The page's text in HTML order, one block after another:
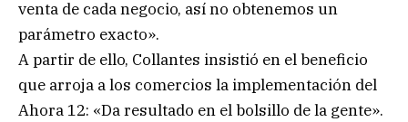
venta de cada negocio, así no obtenemos un
parámetro exacto».
A partir de ello, Collantes insistió en el beneficio
que arroja a los comercios la implementación del
Ahora 12: «Da resultado en el bolsillo de la gente».